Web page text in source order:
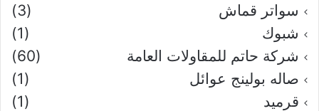
سواتر قماش
(3)
شبوك
(1)
شركة حاتم للمقاولات العامة
(60)
صاله بولينج عوائل
(1)
قرميد
(1)